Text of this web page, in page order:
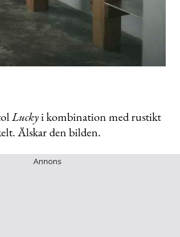
Luckyi kombination med rustikt
Älskar den bilden.
Annons